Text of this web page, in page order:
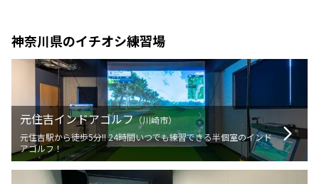
神奈川県のイチオシ練習場
元住吉インドアゴルフ（川崎市）
元住吉駅から徒歩5分!! 24時間いつでも練習できる半個室のインド
アゴルフ！